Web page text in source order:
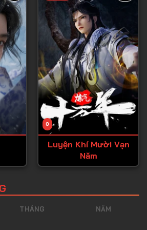
Tập 40
Tập 43
Tập 44
Tập 45
Tập 46
Tập 47
Tập 49
0
Luyện Khí Mười Vạn
Năm
THÁNG NĂM